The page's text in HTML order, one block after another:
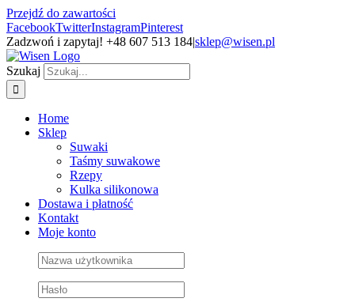
Przejdź do zawartości
FacebookTwitterInstagramPinterest
Zadzwoń i zapytaj! +48 607 513 184|sklep@wisen.pl
Szukaj
Home
Sklep
Suwaki
Taśmy suwakowe
Rzepy
Kulka silikonowa
Dostawa i płatność
Kontakt
Moje konto